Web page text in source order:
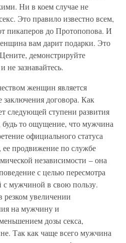
Ни в коем случае не
Это правило известно всем,
пикаперов до Протопопова. И
вам дарит подарки. Это
демонстрируйте
не зазнавайтесь.
женщин является
договора. Как
следующей ступени развития
то ощущение, что мужчина
официального статуса
продвижение по службе
независимости – она
с целью пересмотра
мужчиной в свою пользу.
увеличении
на мужчину и
дозы секса,
Так как чаще всего мужчина